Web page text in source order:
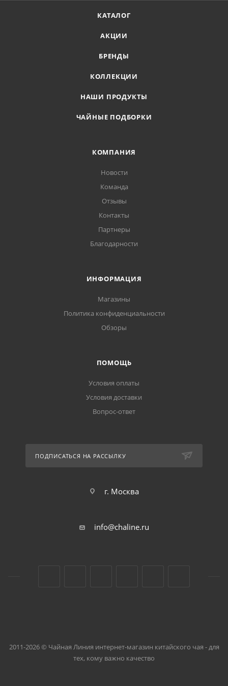
КАТАЛОГ
АКЦИИ
БРЕНДЫ
КОЛЛЕКЦИИ
НАШИ ПРОДУКТЫ
ЧАЙНЫЕ ПОДБОРКИ
КОМПАНИЯ
Новости
Команда
Отзывы
Контакты
Партнеры
Благодарности
ИНФОРМАЦИЯ
Магазины
Политика конфиденциальности
Обзоры
ПОМОЩЬ
Условия оплаты
Условия доставки
Вопрос-ответ
ПОДПИСАТЬСЯ НА РАССЫЛКУ
г. Москва
info@chaline.ru
2011-2026 © Чайная Линия интернет-магазин китайского чая - для
тех, кому важно качество